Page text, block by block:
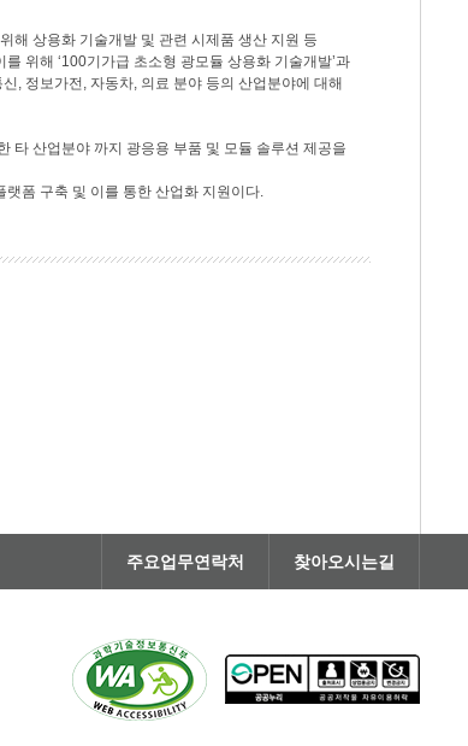
해 상용화 기술개발 및 관련 시제품 생산 지원 등
위해 ‘100기가급 초소형 광모듈 상용화 기술개발’과
, 정보가전, 자동차, 의료 분야 등의 산업분야에 대해
타 산업분야 까지 광응용 부품 및 모듈 솔루션 제공을
폼 구축 및 이를 통한 산업화 지원이다.
주요업무연락처 찾아오시는길